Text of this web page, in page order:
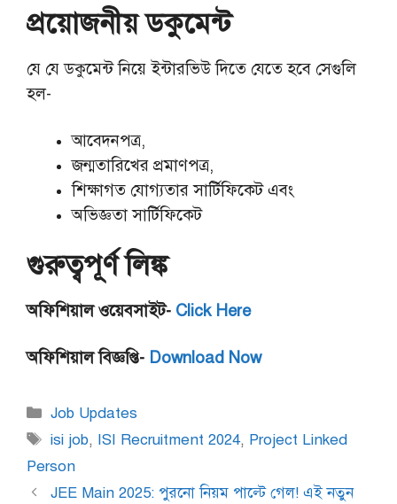
প্রয়োজনীয় ডকুমেন্ট
যে যে ডকুমেন্ট নিয়ে ইন্টারভিউ দিতে যেতে হবে সেগুলি
হল-
আবেদনপত্র,
জন্মতারিখের প্রমাণপত্র,
শিক্ষাগত যোগ্যতার সার্টিফিকেট এবং
অভিজ্ঞতা সার্টিফিকেট
গুরুত্বপূর্ণ লিঙ্ক
অফিশিয়াল ওয়েবসাইট- Click Here
অফিশিয়াল বিজ্ঞপ্তি- Download Now
Categories
Job Updates
Tags
isi job, ISI Recruitment 2024, Project Linked
Person
JEE Main 2025: পুরনো নিয়ম পাল্টে গেল! এই নতুন